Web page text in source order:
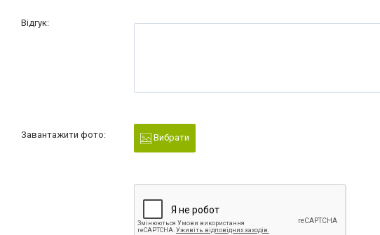
Відгук:
Завантажити фото: Вибрати